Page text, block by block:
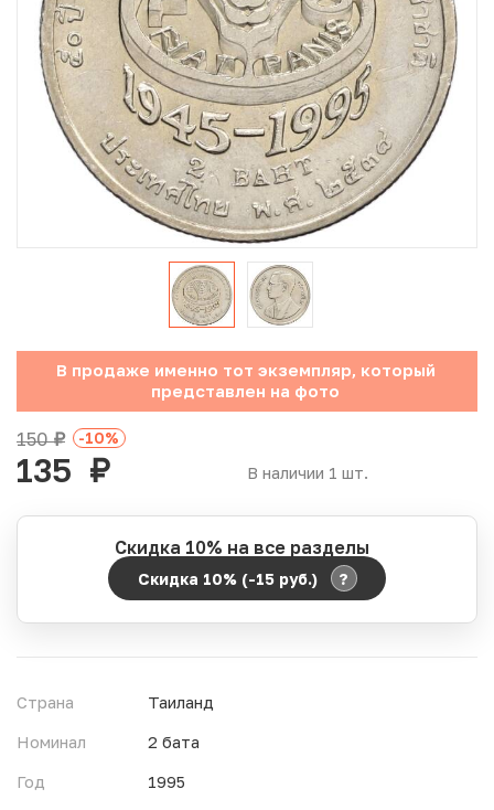
Юбилейные монеты Банка России (с 1999 года)
Памятные и инвестиционные монеты СССР и России
Иностранные монеты
Неофициальные выпуски монет (Unusual)
Античные и средневековые монеты
В продаже именно тот экземпляр, который
представлен на фото
В наличии 1 шт.
150руб. -10%
135 руб.
Скидка 10% на все разделы
Скидка 10% (-15 руб.) ?
Период действия акции:
Время до окончания:
1дн. ч.
Страна
Таиланд
Номинал
2 бата
Год
1995